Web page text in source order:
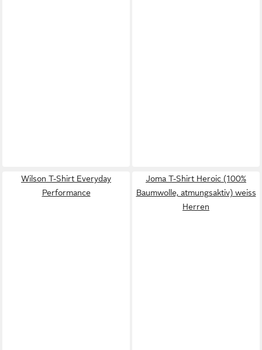
Wilson T-Shirt Everyday
Performance
Joma T-Shirt Heroic (100%
Baumwolle, atmungsaktiv) weiss
Herren